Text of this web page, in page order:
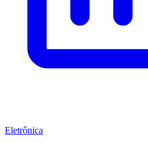
Eletrônica